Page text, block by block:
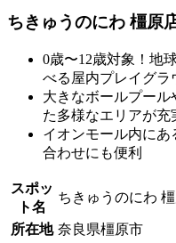
ちきゅうのにわ 橿原
0歳〜12歳対象！地
べる屋内プレイグラ
大きなボールプー
た多様なエリアが充
イオンモール内に
合わせにも便利
スポッ
ト名
ちきゅうのにわ
所在地 奈良県橿原市